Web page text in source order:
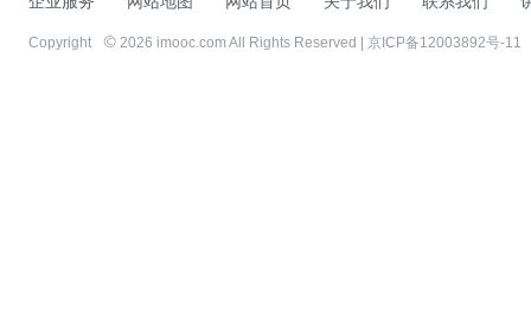
Copyright 2026 imooc.com All Rights Reserved | 京ICP备12003892号-11